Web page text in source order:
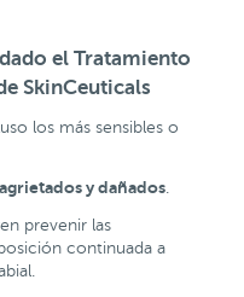
el Tratamiento
SkinCeuticals
los más sensibles o
agrietados y dañados.
prevenir las
continuada a